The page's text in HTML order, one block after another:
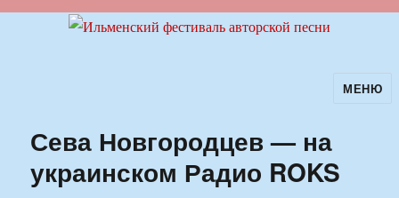
Ильменский фестиваль авторскойМЕНЮ
Сева Новгородцев — на
украинском Радио ROKS